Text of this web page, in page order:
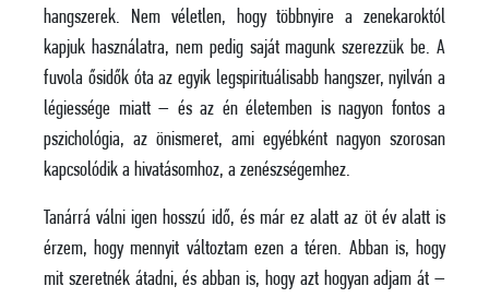
hangszerek. Nem véletlen, hogy többnyire a zenekaroktól
kapjuk használatra, nem pedig saját magunk szerezzük be. A
fuvola ősidők óta az egyik legspirituálisabb hangszer, nyilván a
légiessége miatt – és az én életemben is nagyon fontos a
pszichológia, az önismeret, ami egyébként nagyon szorosan
kapcsolódik a hivatásomhoz, a zenészségemhez.
Tanárrá válni igen hosszú idő, és már ez alatt az öt év alatt is
érzem, hogy mennyit változtam ezen a téren. Abban is, hogy
mit szeretnék átadni, és abban is, hogy azt hogyan adjam át –